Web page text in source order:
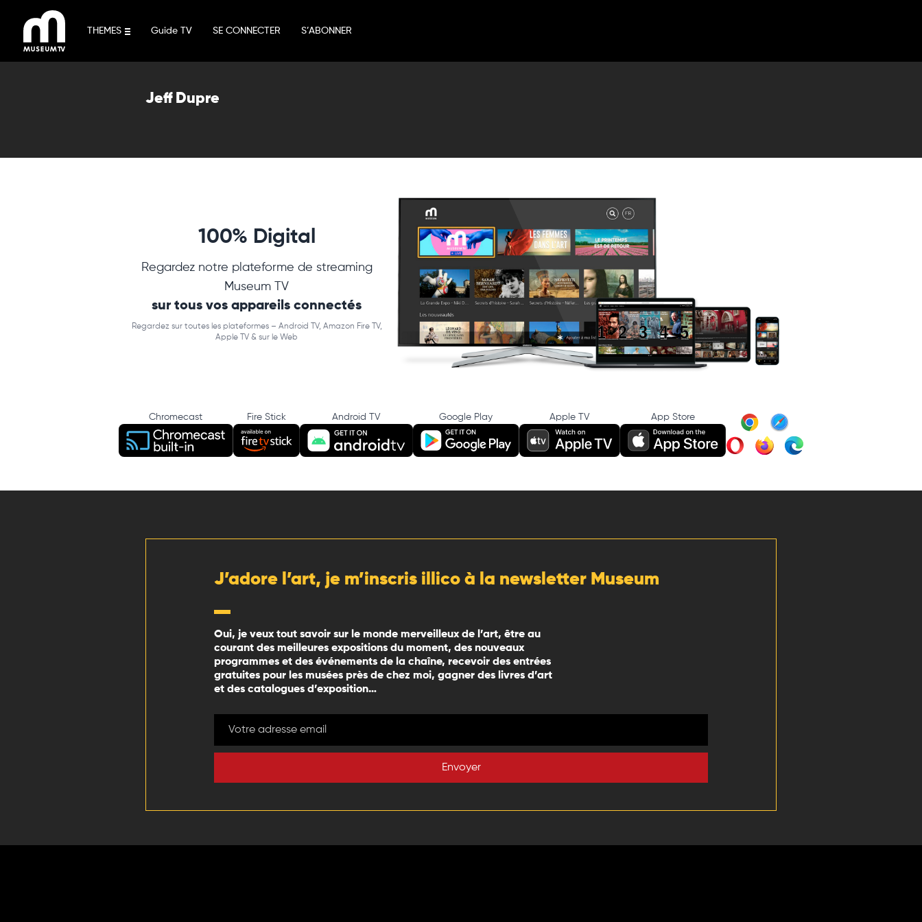
contenu
THEMES Guide TV SE CONNECTER S’ABONNER
Jeff Dupre
100% Digital
Regardez notre plateforme de streaming
Museum TV
sur tous vos appareils connectés
Regardez sur toutes les plateformes – Android TV, Amazon Fire TV,
Apple TV & sur le Web
Chromecast Fire Stick Android TV Google Play Apple TV App Store
J’adore l’art, je m’inscris illico à la newsletter Museum
Oui, je veux tout savoir sur le monde merveilleux de l’art, être au
courant des meilleures expositions du moment, des nouveaux
programmes et des événements de la chaîne, recevoir des entrées
gratuites pour les musées près de chez moi, gagner des livres d’art
et des catalogues d’exposition…
Envoyer